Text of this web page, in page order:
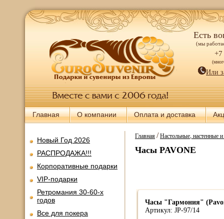
Есть
(мы
+7
Или
Главная О компании Оплата и доставка
Новый Год 2026
РАСПРОДАЖА!!!
Корпоративные подарки
VIP-подарки
Ретромания 30-60-х
годов
Все для покера
Главная/Настольные, настенные
Часы PAVONE
Часы "Гармония"
Артикул: JP-97/14